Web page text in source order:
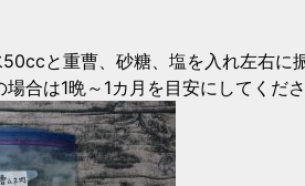
と重曹、砂糖、塩を入れ左右に
凍の場合は1晩～1カ月